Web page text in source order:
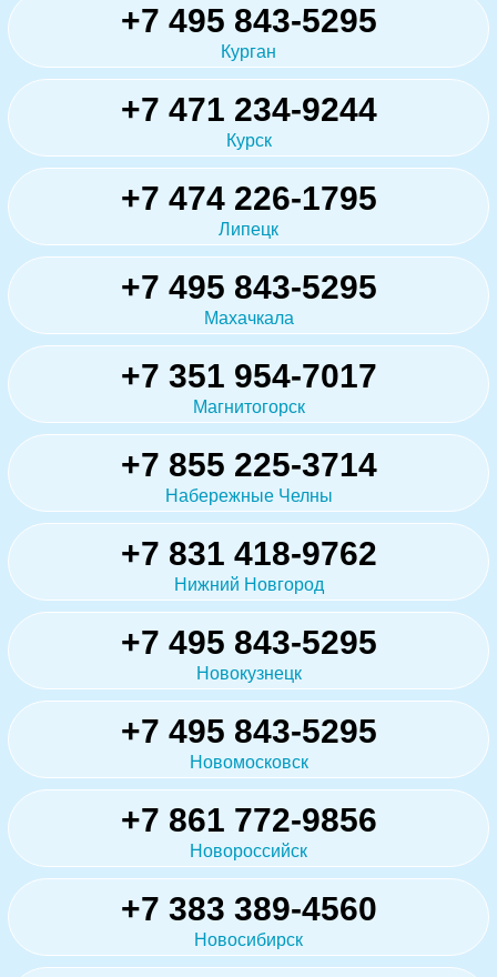
+7 495 843-5295
Курган
+7 471 234-9244
Курск
+7 474 226-1795
Липецк
+7 495 843-5295
Махачкала
+7 351 954-7017
Магнитогорск
+7 855 225-3714
Набережные Челны
+7 831 418-9762
Нижний Новгород
+7 495 843-5295
Новокузнецк
+7 495 843-5295
Новомосковск
+7 861 772-9856
Новороссийск
+7 383 389-4560
Новосибирск